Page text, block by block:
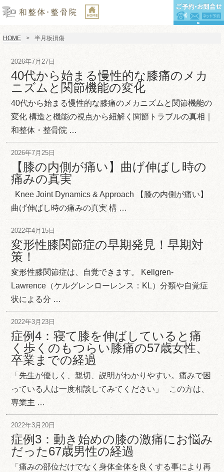
HOME 半月板損傷
2026年7月27日
40代から始まる慢性的な膝痛のメカ
ニズムと関節機能の変化
40代から始まる慢性的な膝痛のメカニズムと関節機能の
変化 構造と機能の視点から紐解く関節トラブルの真相｜
和整体・整骨院 …
2026年7月25日
【膝の内側が痛い】曲げ伸ばし時の
痛みの真実
Knee Joint Dynamics & Approach 【膝の内側が痛い】
曲げ伸ばし時の痛みの真実 構 …
2022年4月15日
変形性膝関節症の早期発見！早期対
策！
変形性膝関節症は、自覚できます。 Kellgren-
Lawrence（ケルグレンローレンス：KL）分類や自覚症
状による分 …
2022年3月23日
症例4：寝て膝を伸ばしていると痛
く歩くのもつらい膝痛の57歳女性、
卒業までの経過
「先生が優しく、親切、説明がわかりやすい。痛みで困
っている人は一度相談してみてください」 この方は、
専業主 …
2022年3月20日
症例3：動き始めの膝の激痛にお悩み
だった67歳男性の経過
「痛みの部位だけでなく身体全体を良くする事により再